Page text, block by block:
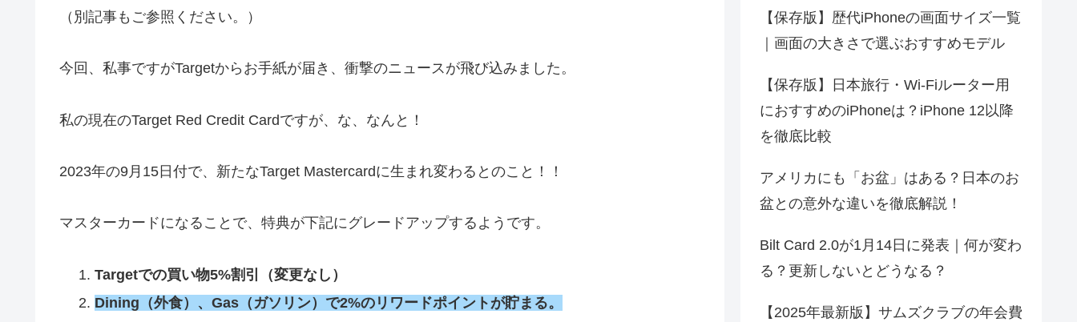
（別記事もご参照ください。）
今回、私事ですがTargetからお手紙が届き、衝撃のニュースが飛び込みました。
私の現在のTarget Red Credit Cardですが、な、なんと！
2023年の9月15日付で、新たなTarget Mastercardに生まれ変わるとのこと！！
マスターカードになることで、特典が下記にグレードアップするようです。
Targetでの買い物5%割引（変更なし）
Dining（外食）、Gas（ガソリン）で2%のリワードポイントが貯まる。
【保存版】歴代iPhoneの画面サイズ一覧
｜画面の大きさで選ぶおすすめモデル
【保存版】日本旅行・Wi-Fiルーター用
におすすめのiPhoneは？iPhone 12以降
を徹底比較
アメリカにも「お盆」はある？日本のお
盆との意外な違いを徹底解説！
Bilt Card 2.0が1月14日に発表｜何が変わ
る？更新しないとどうなる？
【2025年最新版】サムズクラブの年会費